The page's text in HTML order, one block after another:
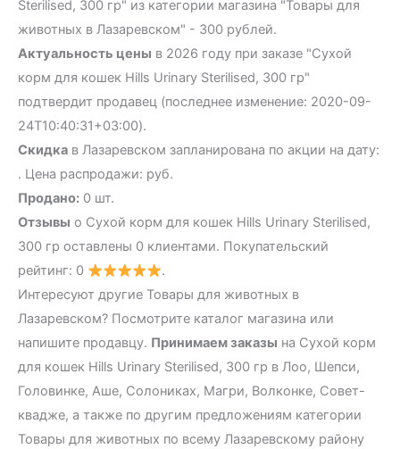
Sterilised, 300 гр" из категории магазина "Товары для
животных в Лазаревском" - 300 рублей.
Актуальность цены в 2026 году при заказе "Сухой
корм для кошек Hills Urinary Sterilised, 300 гр"
подтвердит продавец (последнее изменение: 2020-09-
24T10:40:31+03:00).
Скидка в Лазаревском запланирована по акции на дату:
. Цена распродажи: руб.
Продано: 0 шт.
Отзывы о Сухой корм для кошек Hills Urinary Sterilised,
300 гр оставлены 0 клиентами. Покупательский
рейтинг: 0
.
Интересуют другие Товары для животных в
Лазаревском? Посмотрите каталог магазина или
напишите продавцу. Принимаем заказы на Сухой корм
для кошек Hills Urinary Sterilised, 300 гр в Лоо, Шепси,
Головинке, Аше, Солониках, Магри, Волконке, Совет-
квадже, а также по другим предложениям категории
Товары для животных по всему Лазаревскому району